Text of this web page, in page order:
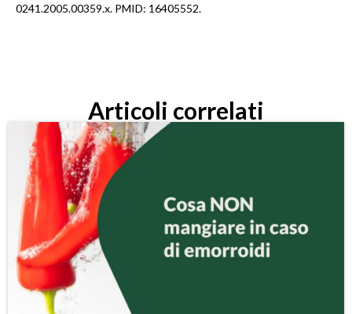
0241.2005.00359.x. PMID: 16405552.
Articoli correlati